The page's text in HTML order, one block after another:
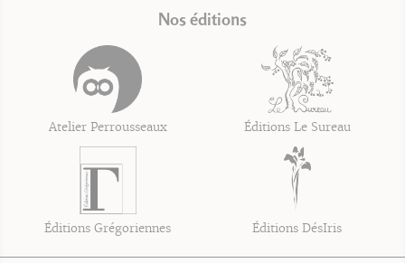
Nos éditions
Atelier Perrousseaux Éditions Le Sureau
Éditions Grégoriennes Éditions DésIris